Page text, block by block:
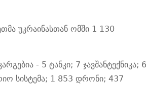
უკრაინასთან ომში 1 130
- 5 ტანკი; 7 ჯავშანტექნიკა;
სისტემა; 1 853 დრონი; 437